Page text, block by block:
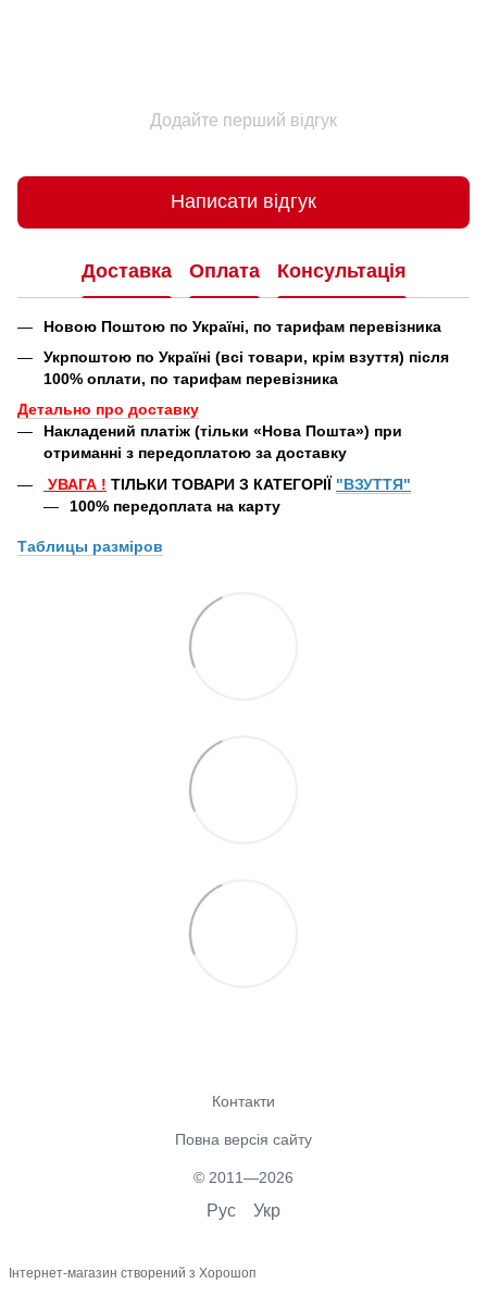
Додайте перший відгук
Написати відгук
Доставка Оплата Консультація
Новою Поштою по Україні, по тарифам перевізника
Укрпоштою по Україні (всі товари, крім взуття) після
100% оплати, по тарифам перевізника
Детально про доставку
Накладений платіж (тільки «Нова Пошта») при
отриманні з передоплатою за доставку
УВАГА ! ТІЛЬКИ ТОВАРИ З КАТЕГОРІЇ "ВЗУТТЯ"
100% передоплата на карту
Таблицы разміров
Контакти
Повна версія сайту
© 2011—2026
Рус Укр
Інтернет-магазин створений з Хорошоп